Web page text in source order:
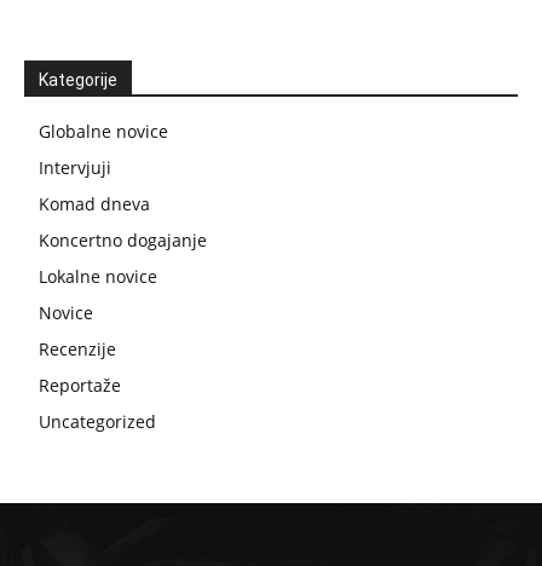
Kategorije
Globalne novice
Intervjuji
Komad dneva
Koncertno dogajanje
Lokalne novice
Novice
Recenzije
Reportaže
Uncategorized